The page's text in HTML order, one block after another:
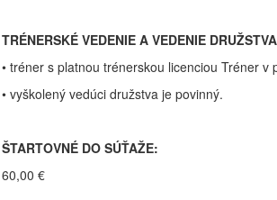
TRÉNERSKÉ VEDENIE A VEDENIE
• tréner s platnou trénerskou licenciou Tréner
• vyškolený vedúci družstva je povinný.
ŠTARTOVNÉ DO SÚŤAŽE:
60,00 €